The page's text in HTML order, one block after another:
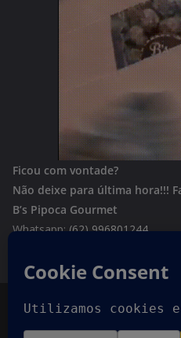
Ficou com vontade?
Não deixe para última hora!!!
B’s Pipoca Gourmet
Whatsapp:(62) 996801244
Copyright © 2026Goiania